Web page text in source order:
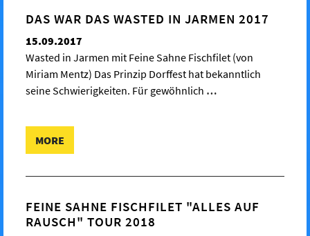
DAS WAR DAS WASTED IN JARMEN 2017
15.09.2017
Wasted in Jarmen mit Feine Sahne Fischfilet (von
Miriam Mentz) Das Prinzip Dorffest hat bekanntlich
seine Schwierigkeiten. Für gewöhnlich …
MORE
FEINE SAHNE FISCHFILET "ALLES AUF
RAUSCH" TOUR 2018